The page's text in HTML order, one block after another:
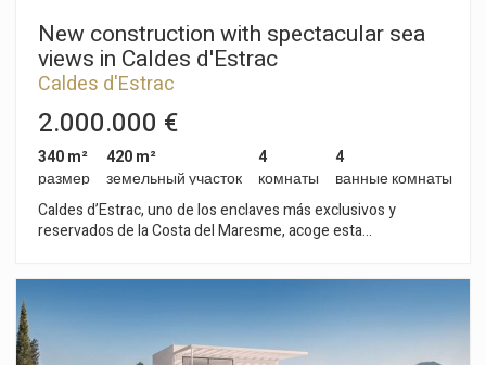
New construction with spectacular sea
views in Caldes d'Estrac
Caldes d'Estrac
2.000.000 €
340 m²
размер
420 m²
земельный участок
4
комнаты
4
ванные комнаты
Caldes d’Estrac, uno de los enclaves más exclusivos y
reservados de la Costa del Maresme, acoge esta
urbanización Torre Vella, la propiedad se alza sobre una
posición dominante desde la que se despliegan unas
excepcionales vistas panorámicas al mar, integrando el